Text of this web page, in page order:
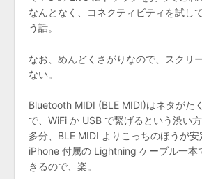
なんとなく、コネクティビティを試し
う話。
なお、めんどくさがりなので、スクリ
ない。
Bluetooth MIDI (BLE MIDI)はネタがた
で、WiFi か USB で繋げるという渋い方
多分、BLE MIDI よりこっちのほうが安
iPhone 付属の Lightning ケーブル一本
きるので、楽。